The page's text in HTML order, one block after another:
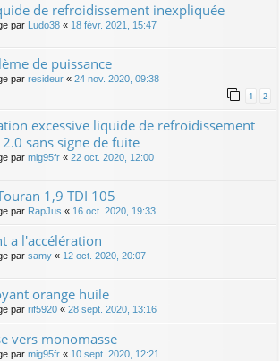
de refroidissement inexpliquée
par Ludo38 « 18 févr. 2021, 15:47
de puissance
par resideur « 24 nov. 2020, 09:38
1 2
excessive liquide de refroidissement
sans signe de fuite
par mig95fr « 22 oct. 2020, 12:00
1,9 TDI 105
par RapJus « 16 oct. 2020, 19:33
a l'accélération
par samy « 12 oct. 2020, 20:07
orange huile
par rif5920 « 28 sept. 2020, 13:16
vers monomasse
par mig95fr « 10 sept. 2020, 12:21